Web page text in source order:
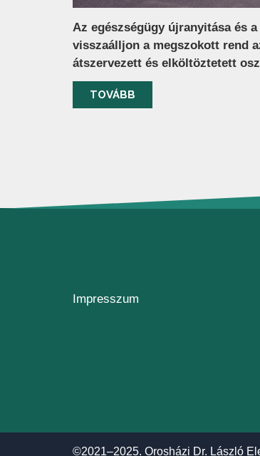
Az egészségügy újranyitása és
visszaálljon a megszokott rend
átszervezett és elköltöztetett
TOVÁBB
Impresszum
©2021–2025. Orosházi Dr. László